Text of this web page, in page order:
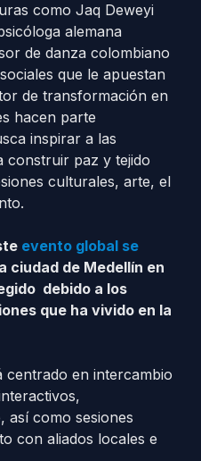
como Jaq Deweyi
alemana
de danza colombiano
que le apuestan
de transformación en
hacen parte
inspirar a las
construir paz y tejido
culturales, arte, el
evento global se
ciudad de Medellín en
debido a los
que ha vivido en la
centrado en intercambio
así como sesiones
con aliados locales e